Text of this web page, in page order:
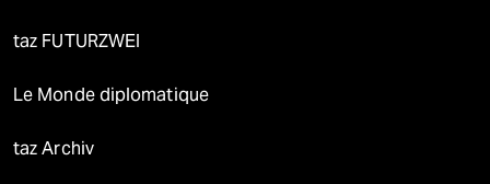
taz FUTURZWEI
Le Monde diplomatique
taz Archiv